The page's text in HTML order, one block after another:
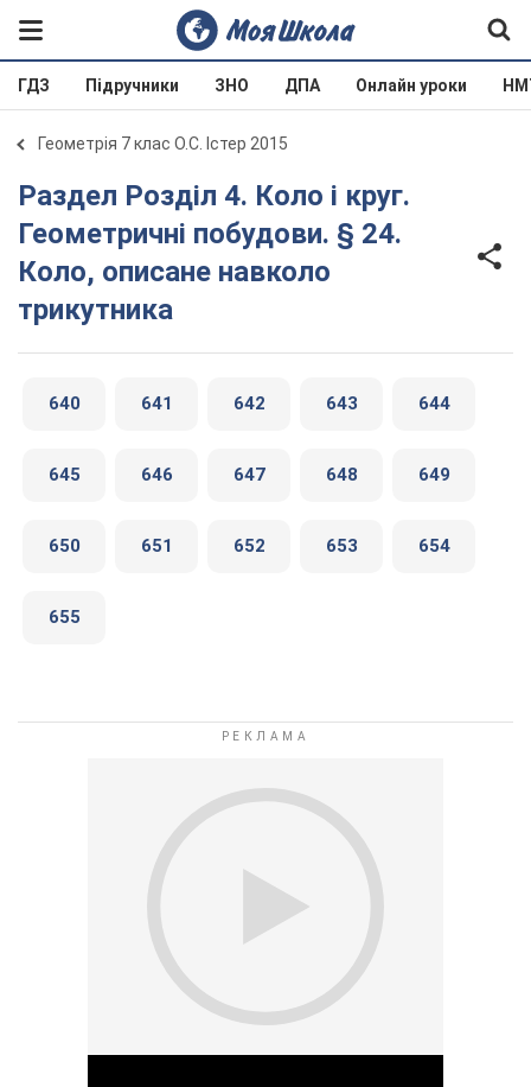
ГДЗ Підручники ЗНО ДПА Онлайн уроки
Геометрія 7 клас О.С. Істер 2015
Раздел Розділ 4. Коло і круг.
Геометричні побудови. § 24.
Коло, описане навколо
трикутника
640 641 642 643 644
645 646 647 648 649
650 651 652 653 654
655